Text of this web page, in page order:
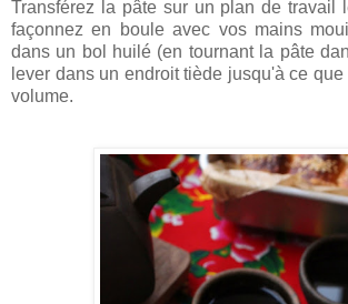
Transférez la pâte sur un plan de travail
façonnez en boule avec vos mains
dans un bol huilé (en tournant la pâte
lever dans un endroit tiède jusqu'à ce
volume.